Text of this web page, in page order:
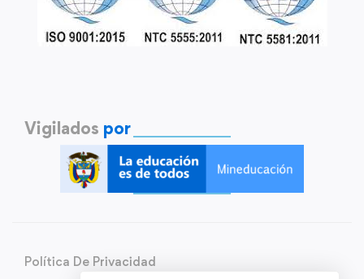
Vigilados por
Política De Privacidad